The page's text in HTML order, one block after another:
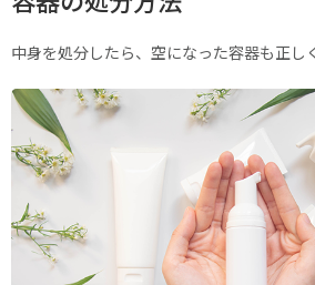
中身を処分したら、空になった容器も正し